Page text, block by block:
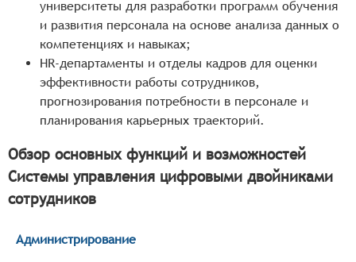
университеты для разработки программ обучения
и развития персонала на основе анализа данных о
компетенциях и навыках;
HR-департаменты и отделы кадров для оценки
эффективности работы сотрудников,
прогнозирования потребности в персонале и
планирования карьерных траекторий.
Обзор основных функций и возможностей
Системы управления цифровыми двойниками
сотрудников
Администрирование